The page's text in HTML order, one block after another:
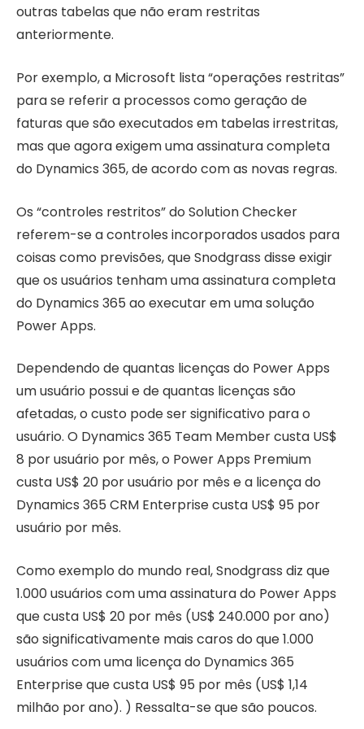
outras tabelas que não eram restritas
anteriormente.
Por exemplo, a Microsoft lista “operações restritas”
para se referir a processos como geração de
faturas que são executados em tabelas irrestritas,
mas que agora exigem uma assinatura completa
do Dynamics 365, de acordo com as novas regras.
Os “controles restritos” do Solution Checker
referem-se a controles incorporados usados ​​para
coisas como previsões, que Snodgrass disse exigir
que os usuários tenham uma assinatura completa
do Dynamics 365 ao executar em uma solução
Power Apps.
Dependendo de quantas licenças do Power Apps
um usuário possui e de quantas licenças são
afetadas, o custo pode ser significativo para o
usuário. O Dynamics 365 Team Member custa US$
8 por usuário por mês, o Power Apps Premium
custa US$ 20 por usuário por mês e a licença do
Dynamics 365 CRM Enterprise custa US$ 95 por
usuário por mês.
Como exemplo do mundo real, Snodgrass diz que
1.000 usuários com uma assinatura do Power Apps
que custa US$ 20 por mês (US$ 240.000 por ano)
são significativamente mais caros do que 1.000
usuários com uma licença do Dynamics 365
Enterprise que custa US$ 95 por mês (US$ 1,14
milhão por ano). ) Ressalta-se que são poucos.